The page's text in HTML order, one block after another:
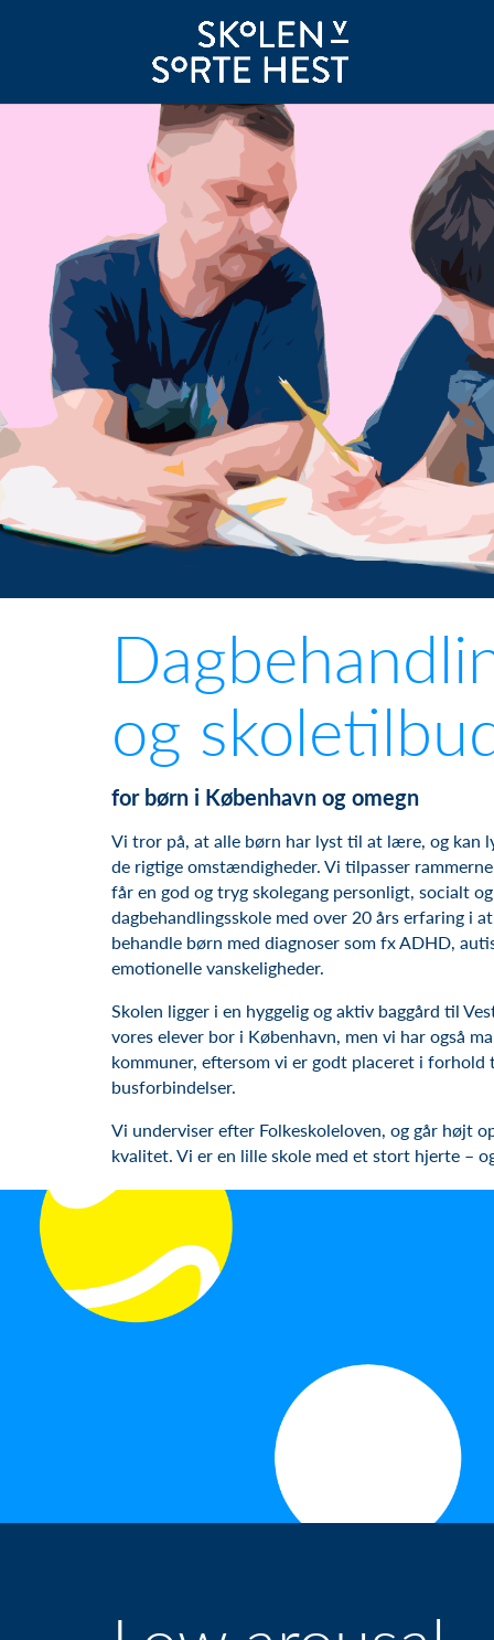
og
for børn i København og omegn
Vi tror på, at alle børn har lyst til at lære, og kan
de rigtige omstændigheder. Vi tilpasser
får en god og tryg skolegang personligt, socialt
dagbehandlingsskole med over 20 års erfaring i
behandle børn med diagnoser som fx ADHD,
emotionelle vanskeligheder.
Skolen ligger i en hyggelig og aktiv baggård til
vores elever bor i København, men vi har også
kommuner, eftersom vi er godt placeret i
busforbindelser.
Vi underviser efter Folkeskoleloven, og går højt
kvalitet. Vi er en lille skole med et stort hjerte –